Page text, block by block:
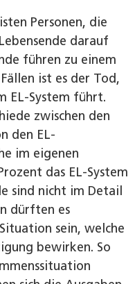
Personen, die
darauf
führen zu einem
ist es der Tod,
EL-System führt.
zwischen den
den EL-
im eigenen
das EL-System
sind nicht im Detail
dürften es
sein, welche
bewirken. So